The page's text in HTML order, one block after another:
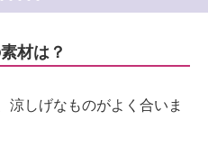
材は？
涼しげなものがよく合いま